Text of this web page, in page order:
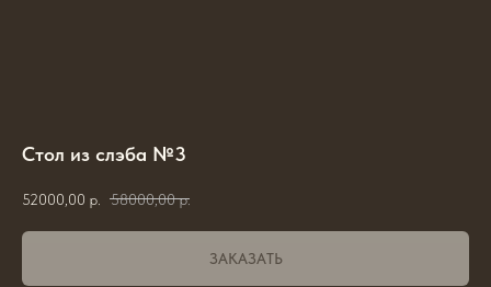
Стол из слэба №3
52000,00 р. 58000,00 р.
ЗАКАЗАТЬ